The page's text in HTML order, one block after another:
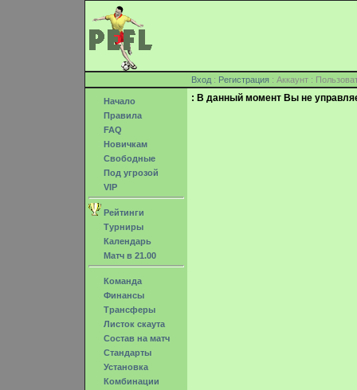
Вход : Регистрация : Аккаунт :
Начало
Правила
FAQ
Новичкам
Свободные
Под угрозой
VIP
Рейтинги
Турниры
Календарь
Матч в 21.00
Команда
Финансы
Трансферы
Листок скаута
Состав на матч
Стандарты
Установка
Комбинации
: В данный момент Вы не